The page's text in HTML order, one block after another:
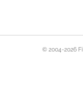
© 2004-2026